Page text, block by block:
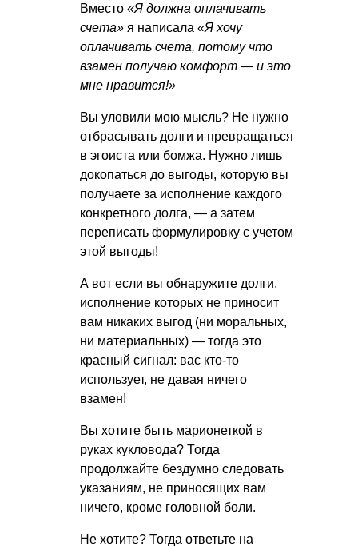
Вместо «Я должна оплачивать
счета» я написала «Я хочу
оплачивать счета, потому что
взамен получаю комфорт — и это
мне нравится!»
Вы уловили мою мысль? Не нужно
отбрасывать долги и превращаться
в эгоиста или бомжа. Нужно лишь
докопаться до выгоды, которую вы
получаете за исполнение каждого
конкретного долга, — а затем
переписать формулировку с учетом
этой выгоды!
А вот если вы обнаружите долги,
исполнение которых не приносит
вам никаких выгод (ни моральных,
ни материальных) — тогда это
красный сигнал: вас кто-то
использует, не давая ничего
взамен!
Вы хотите быть марионеткой в
руках кукловода? Тогда
продолжайте бездумно следовать
указаниям, не приносящих вам
ничего, кроме головной боли.
Не хотите? Тогда ответьте на